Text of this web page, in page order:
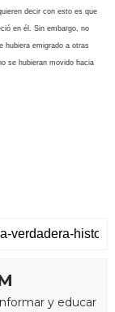
decir con esto es que
en él. Sin embargo, no
hubiera emigrado a otras
se hubieran movido hacia
y educar